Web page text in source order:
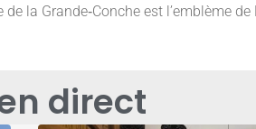
la Grande‑Conche est l’emblème de
direct